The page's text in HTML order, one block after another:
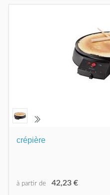
crépière
à partir de 42,23 €